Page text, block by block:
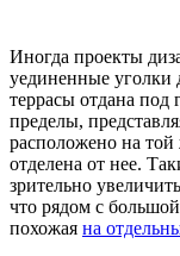
Иногда проекты
уединенные уголки
террасы отдана под
пределы,
расположено на
отделена от нее.
зрительно
что рядом с
похожая на